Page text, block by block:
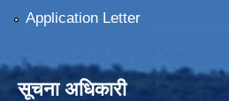
Application Letter
सूचना अधिकारी